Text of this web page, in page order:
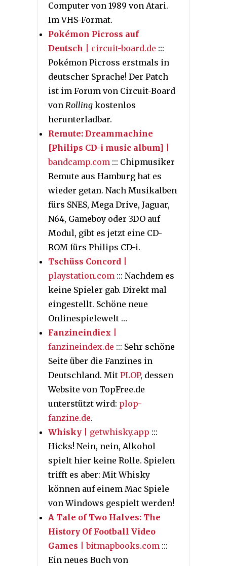
Computer von 1989 von Atari.
Im VHS-Format.
Pokémon Picross auf
Deutsch | circuit-board.de :::
Pokémon Picross erstmals in
deutscher Sprache! Der Patch
ist im Forum von Circuit-Board
von Rolling kostenlos
herunterladbar.
Remute: Dreammachine
[Philips CD​-​i music album]
bandcamp.com ::: Chipmusiker
Remute aus Hamburg hat es
wieder getan. Nach Musikalben
fürs SNES, Mega Drive, Jaguar,
N64, Gameboy oder 3DO auf
Modul, gibt es jetzt eine CD-
ROM fürs Philips CD-i.
Tschüss Concord
playstation.com ::: Nachdem es
keine Spieler gab. Direkt mal
eingestellt. Schöne neue
Onlinespielewelt …
Fanzineindiex
fanzineindex.de ::: Sehr schöne
Seite über die Fanzines in
Deutschland. Mit PLOP, dessen
Website von TopFree.de
unterstützt wird: plop-
fanzine.de.
Whisky | getwhisky.app :::
Hicks! Nein, nein, Alkohol
spielt hier keine Rolle. Spielen
trifft es aber: Mit Whisky
können auf einem Mac Spiele
von Windows gespielt werden!
A Tale of Two Halves: The
History Of Football Video
Games | bitmapbooks.com :::
Ein neues Buch von